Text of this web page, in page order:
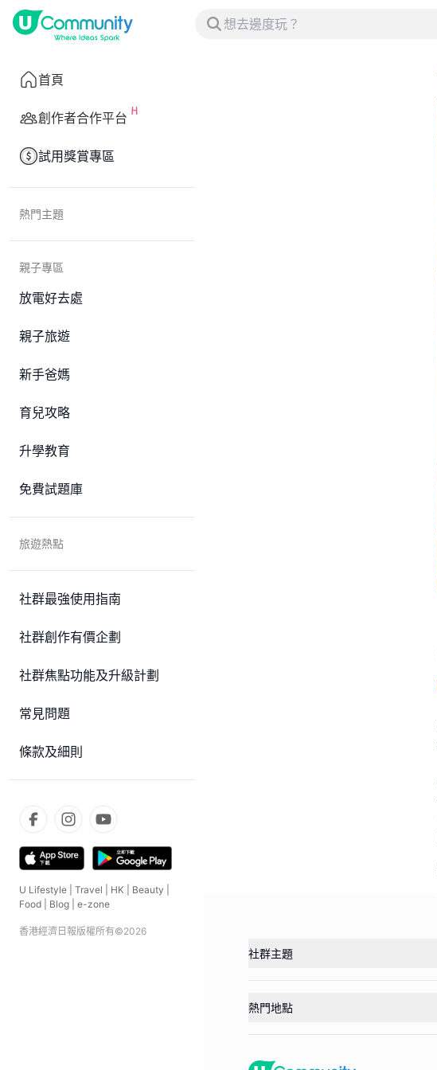
首頁
創作者合作平台
試用獎賞專區
熱門主題
親子專區
放電好去處
親子旅遊
新手爸媽
育兒攻略
升學教育
免費試題庫
旅遊熱點
社群最強使用指南
社群創作有價企劃
社群焦點功能及升級計劃
常見問題
條款及細則
U Lifestyle Travel HK Beauty
Food
Blog e-zone
香港經濟日報版權所有©2026
社群主題
熱門地點